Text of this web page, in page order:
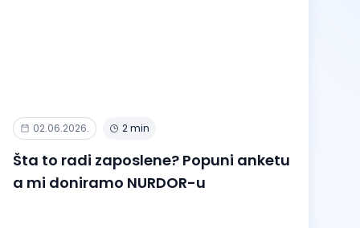
02.06.2026. 2 min
Šta to radi zaposlene? Popuni anketu
a mi doniramo NURDOR-u